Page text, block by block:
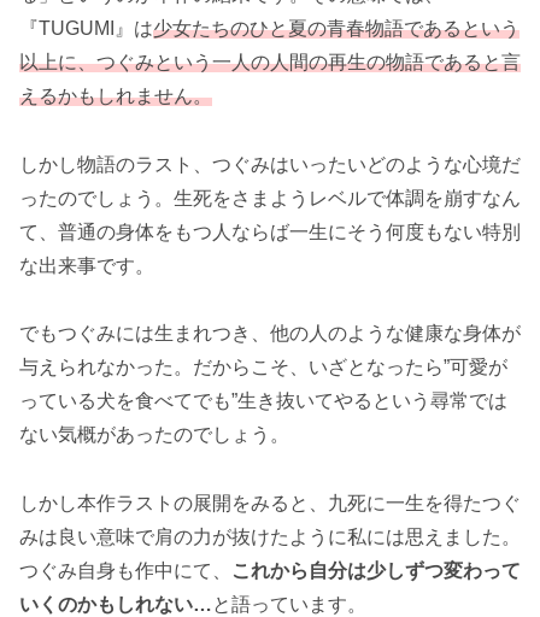
『TUGUMI』は少女たちのひと夏の青春物語であるという
以上に、つぐみという一人の人間の再生の物語であると言
えるかもしれません。
しかし物語のラスト、つぐみはいったいどのような心境だ
ったのでしょう。生死をさまようレベルで体調を崩すなん
て、普通の身体をもつ人ならば一生にそう何度もない特別
な出来事です。
でもつぐみには生まれつき、他の人のような健康な身体が
与えられなかった。だからこそ、いざとなったら”可愛が
っている犬を食べてでも”生き抜いてやるという尋常では
ない気概があったのでしょう。
しかし本作ラストの展開をみると、九死に一生を得たつぐ
みは良い意味で肩の力が抜けたように私には思えました。
つぐみ自身も作中にて、
これから自分は少しずつ変わって
いくのかもしれない…と語っています。